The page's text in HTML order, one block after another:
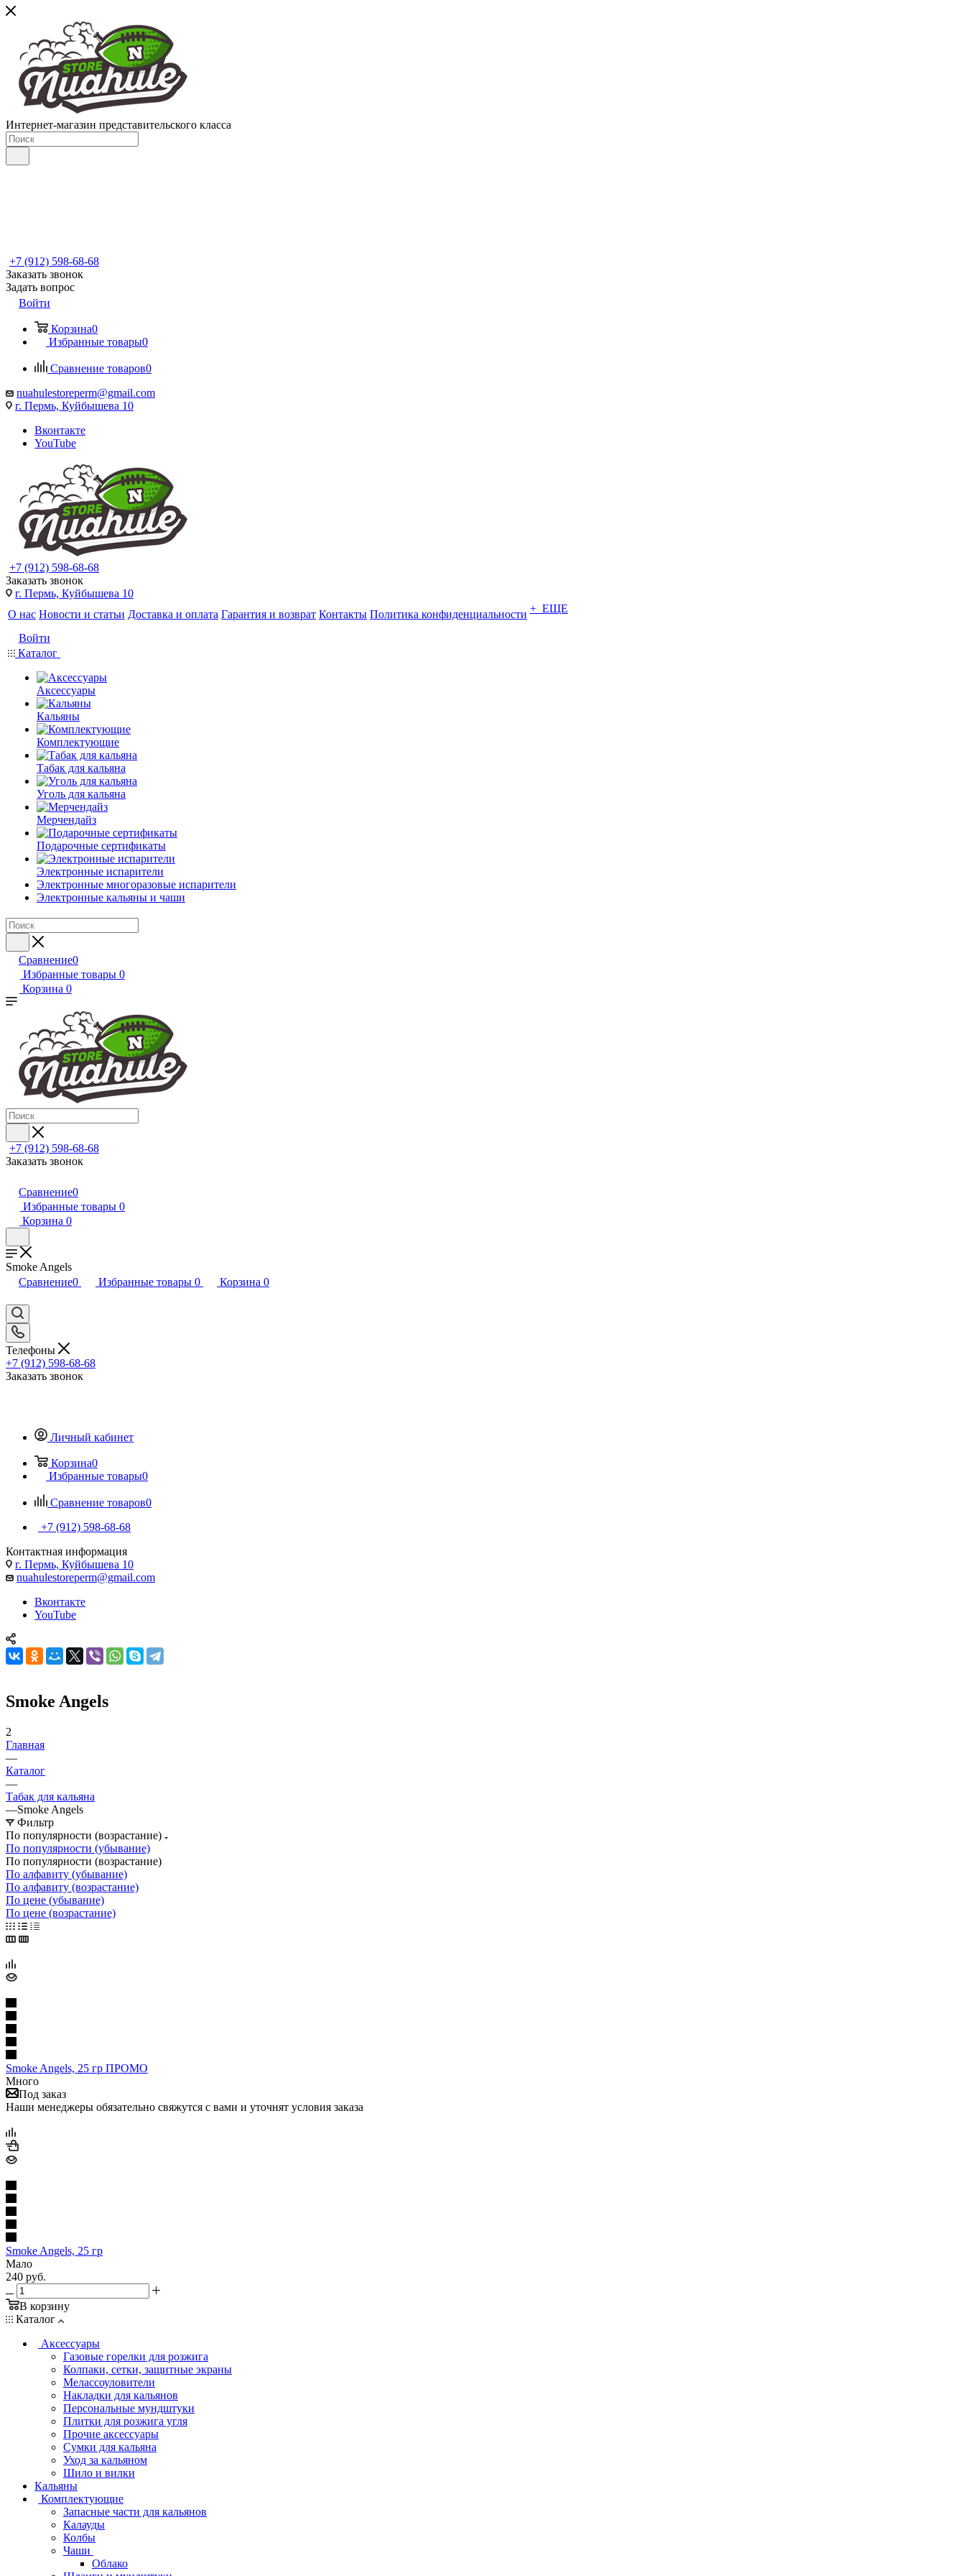
Интернет-магазин представительского класса
+7 (912) 598-68-68
Заказать звонок
Задать вопрос
Войти
Корзина0
Избранные товары0
Сравнение товаров0
nuahulestoreperm@gmail.com
г. Пермь, Куйбышева 10
Вконтакте
YouTube
+7 (912) 598-68-68
Заказать звонок
г. Пермь, Куйбышева 10
О нас Новости и статьи Доставка и оплата Гарантия и возврат Контакты Политика конфиденциальности + ЕЩЕ
Войти
Каталог
Аксессуары
Кальяны
Комплектующие
Табак для кальяна
Уголь для кальяна
Мерчендайз
Подарочные сертификаты
Электронные испарители
Электронные многоразовые испарители
Электронные кальяны и чаши
Сравнение0
Избранные товары 0
Корзина 0
+7 (912) 598-68-68
Заказать звонок
Сравнение0
Избранные товары 0
Корзина 0
Smoke Angels
Сравнение0 Избранные товары 0 Корзина 0
Телефоны
+7 (912) 598-68-68
Заказать звонок
Личный кабинет
Корзина0
Избранные товары0
Сравнение товаров0
+7 (912) 598-68-68
Контактная информация
г. Пермь, Куйбышева 10
nuahulestoreperm@gmail.com
Вконтакте
YouTube
Smoke Angels
2
Главная
—
Каталог
—
Табак для кальяна
—Smoke Angels
Фильтр
По популярности (возрастание)
По популярности (убывание)
По популярности (возрастание)
По алфавиту (убывание)
По алфавиту (возрастание)
По цене (убывание)
По цене (возрастание)
Smoke Angels, 25 гр ПРОМО
Много
Под заказ
Наши менеджеры обязательно свяжутся с вами и уточнят условия заказа
Smoke Angels, 25 гр
Мало
240 руб.
В корзину
Каталог
Аксессуары
Газовые горелки для розжига
Колпаки, сетки, защитные экраны
Мелассоуловители
Накладки для кальянов
Персональные мундштуки
Плитки для розжига угля
Прочие аксессуары
Сумки для кальяна
Уход за кальяном
Шило и вилки
Кальяны
Комплектующие
Запасные части для кальянов
Калауды
Колбы
Чаши
Облако